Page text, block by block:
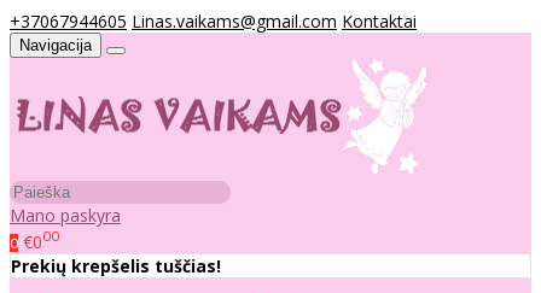
+37067944605 Linas.vaikams@gmail.com Kontaktai
Navigacija
Mano paskyra
0 €000
Prekių krepšelis tuščias!